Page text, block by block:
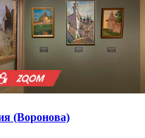
(Воронова)